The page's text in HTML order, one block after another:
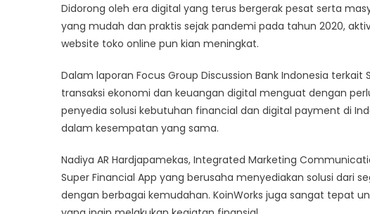
Didorong oleh era digital yang terus bergerak pesat serta
yang mudah dan praktis sejak pandemi pada tahun 2020,
website toko online pun kian meningkat.
Dalam laporan Focus Group Discussion Bank Indonesia
transaksi ekonomi dan keuangan digital menguat dengan
penyedia solusi kebutuhan financial dan digital payment di
dalam kesempatan yang sama.
Nadiya AR Hardjapamekas, Integrated Marketing
Super Financial App yang berusaha menyediakan solusi dari
dengan berbagai kemudahan. KoinWorks juga sangat tepat